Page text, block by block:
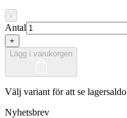
-
Antal
+
Lägg i varukorgen
Välj variant för att se lagersaldo
Nyhetsbrev